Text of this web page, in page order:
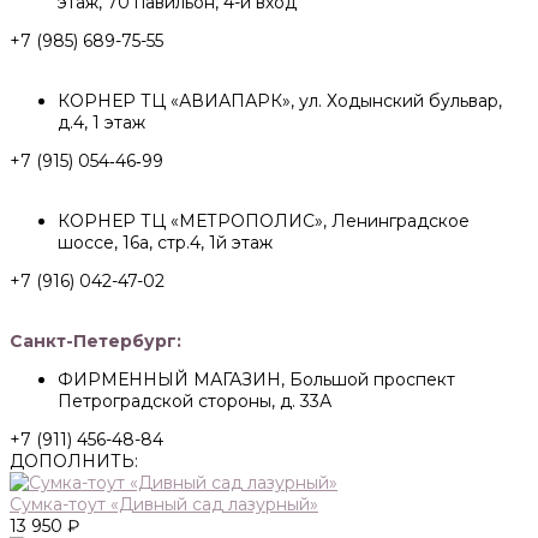
+7 (985) 689-75-55
КОРНЕР ТЦ «АВИАПАРК», ул. Ходынский бульвар,
д.4, 1 этаж
+7 (915) 054‑46‑99
КОРНЕР ТЦ «МЕТРОПОЛИС», Ленинградское
шоссе, 16а, стр.4, 1й этаж
+7 (916) 042-47-02
Санкт-Петербург:
ФИРМЕННЫЙ МАГАЗИН, Большой проспект
Петроградской стороны, д. 33А
+7 (911) 456-48-84
ДОПОЛНИТЬ:
Сумка-тоут «Дивный сад лазурный»
13 950 ₽